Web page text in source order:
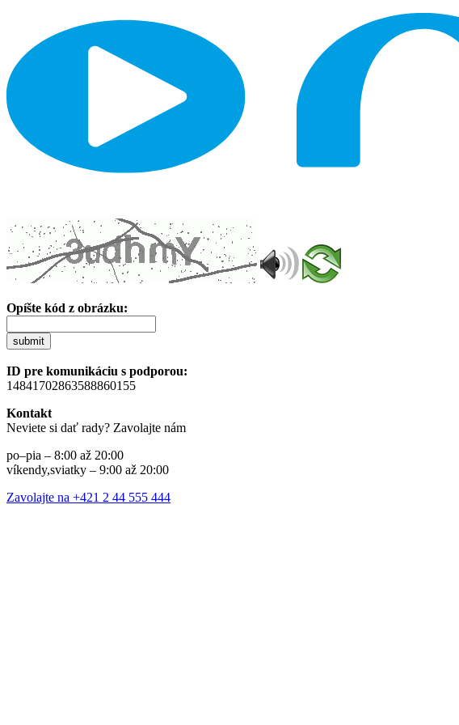
Opíšte kód z obrázku:
submit
ID pre komunikáciu s podporou:
14841702863588860155
Kontakt
Neviete si dať rady? Zavolajte nám
po–pia – 8:00 až 20:00
víkendy,sviatky – 9:00 až 20:00
Zavolajte na +421 2 44 555 444